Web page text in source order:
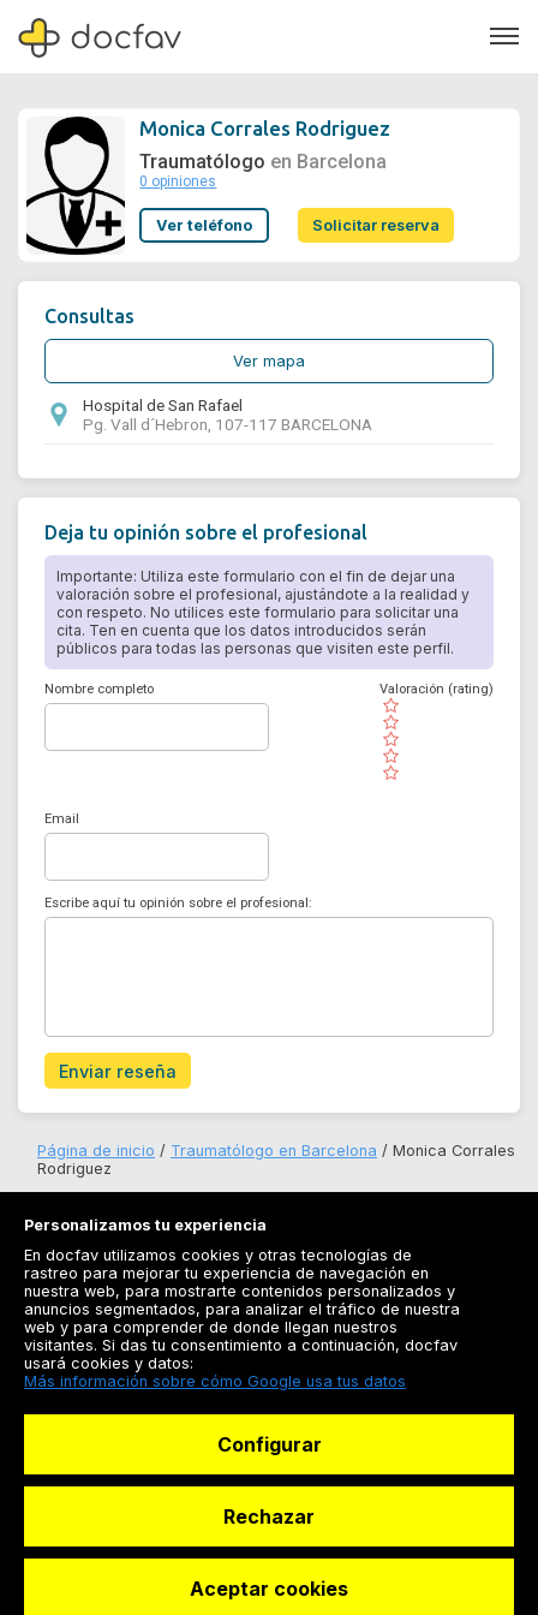
Soporte
Monica Corrales Rodriguez
Traumatólogo en Barcelona
0 opiniones
Ver teléfono Solicitar reserva
Consultas
Ver mapa
Hospital de San Rafael
Pg. Vall d´Hebron, 107-117 BARCELONA
Deja tu opinión sobre el profesional
Importante: Utiliza este formulario con el fin de dejar una
valoración sobre el profesional, ajustándote a la realidad y
con respeto. No utilices este formulario para solicitar una
cita. Ten en cuenta que los datos introducidos serán
públicos para todas las personas que visiten este perfil.
Nombre completo
( )
( )
( )
( )
( )
Valoración (rating)
Email
Escribe aquí tu opinión sobre el profesional:
Enviar reseña
Página de inicio Traumatólogo en Barcelona
Monica Corrales
Rodriguez
Registrarse
Docfav
© Dashboard Technologies S.L
Personalizamos tu experiencia
En docfav utilizamos cookies y otras tecnologías de
rastreo para mejorar tu experiencia de navegación en
nuestra web, para mostrarte contenidos personalizados y
anuncios segmentados, para analizar el tráfico de nuestra
web y para comprender de donde llegan nuestros
visitantes. Si das tu consentimiento a continuación, docfav
usará cookies y datos:
Más información sobre cómo Google usa tus datos
Configurar
Rechazar
Aceptar cookies